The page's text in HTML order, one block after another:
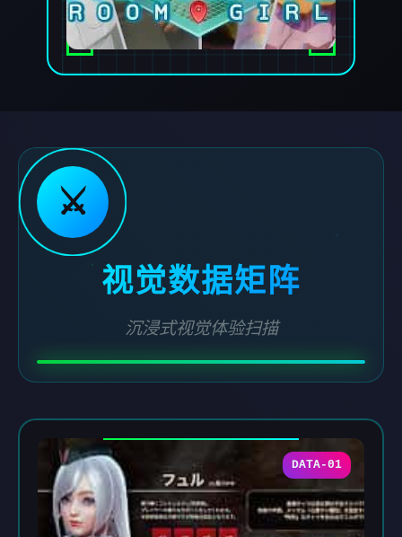
⚔️
视觉数据矩阵
沉浸式视觉体验扫描
DATA-01